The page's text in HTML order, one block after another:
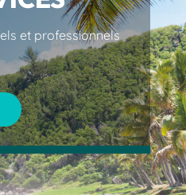
et professionnels